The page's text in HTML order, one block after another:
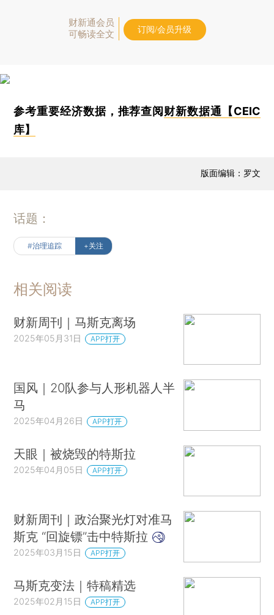
财新通会员
可畅读全文
订阅/会员升级
参考重要经济数据，推荐查阅 财新数据通【CEIC
库】
版面编辑：罗文
话题：
#治理追踪 +关注
相关阅读
财新周刊｜马斯克离场
2025年05月31日 APP打开
国风｜20队参与人形机器人半
马
2025年04月26日 APP打开
天眼｜被烧毁的特斯拉
2025年04月05日 APP打开
财新周刊｜政治聚光灯对准马
斯克 “回旋镖”击中特斯拉
2025年03月15日 APP打开
马斯克变法｜特稿精选
2025年02月15日 APP打开